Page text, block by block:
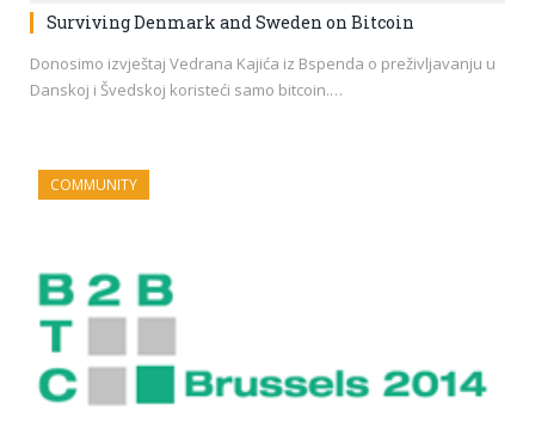
Surviving Denmark and Sweden on Bitcoin
Donosimo izvještaj Vedrana Kajića iz Bspenda o preživljavanju u
Danskoj i Švedskoj koristeći samo bitcoin.…
COMMUNITY